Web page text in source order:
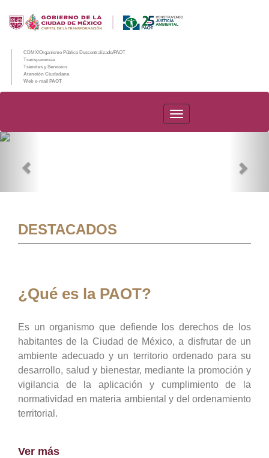
CDMX/Organismo Público Descentralizado/PAOT
Transparencia
Trámites y Servicios
Atención Ciudadana
Web e-mail PAOT
PAOT
DESTACADOS
¿Qué es la PAOT?
Es un organismo que defiende los derechos de los
habitantes de la Ciudad de México, a disfrutar de un
ambiente adecuado y un territorio ordenado para su
desarrollo, salud y bienestar, mediante la promoción y
vigilancia de la aplicación y cumplimiento de la
normatividad en materia ambiental y del ordenamiento
territorial.
Ver más